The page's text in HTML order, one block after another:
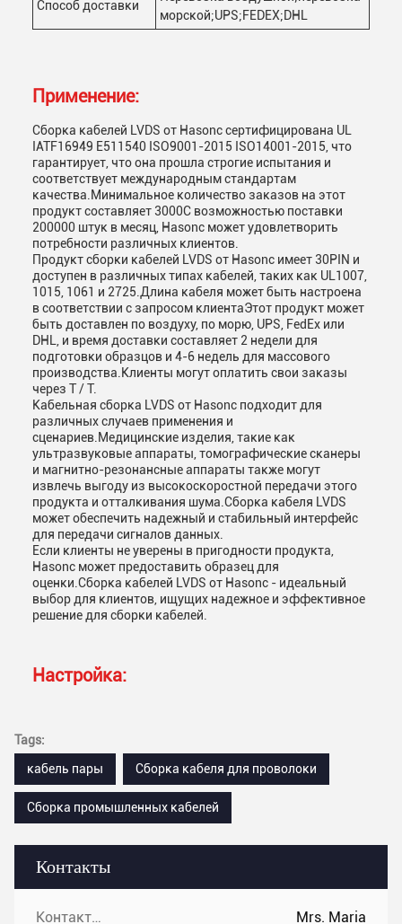
Контакты
Контакты: Mrs. Maria
Способ доставки
морской;UPS;FEDEX;DHL
Применение:
Сборка кабелей LVDS от Hasonc сертифицирована UL
IATF16949 E511540 ISO9001-2015 ISO14001-2015, что
гарантирует, что она прошла строгие испытания и
соответствует международным стандартам
качества.Минимальное количество заказов на этот
продукт составляет 3000С возможностью поставки
200000 штук в месяц, Hasonc может удовлетворить
потребности различных клиентов.
Продукт сборки кабелей LVDS от Hasonc имеет 30PIN и
доступен в различных типах кабелей, таких как UL1007,
1015, 1061 и 2725.Длина кабеля может быть настроена
в соответствии с запросом клиентаЭтот продукт может
быть доставлен по воздуху, по морю, UPS, FedEx или
DHL, и время доставки составляет 2 недели для
подготовки образцов и 4-6 недель для массового
производства.Клиенты могут оплатить свои заказы
через T / T.
Кабельная сборка LVDS от Hasonc подходит для
различных случаев применения и
сценариев.Медицинские изделия, такие как
ультразвуковые аппараты, томографические сканеры
и магнитно-резонансные аппараты также могут
извлечь выгоду из высокоскоростной передачи этого
продукта и отталкивания шума.Сборка кабеля LVDS
может обеспечить надежный и стабильный интерфейс
для передачи сигналов данных.
Если клиенты не уверены в пригодности продукта,
Hasonc может предоставить образец для
оценки.Сборка кабелей LVDS от Hasonc - идеальный
выбор для клиентов, ищущих надежное и эффективное
решение для сборки кабелей.
Настройка:
Tags:
кабель пары
Сборка кабеля для проволоки
Сборка промышленных кабелей